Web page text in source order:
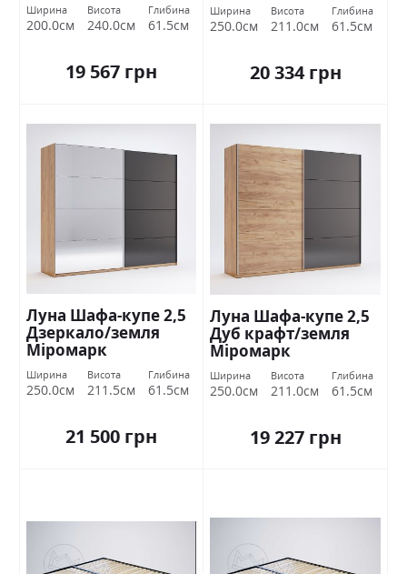
Ширина
200.0см
Висота
240.0см
Глибина
61.5см
19 567 грн
Ширина
250.0см
Висота
211.0см
Глибина
61.5см
20 334 грн
Луна Шафа-купе 2,5
Дзеркало/земля
Міромарк
Ширина
250.0см
Висота
211.5см
Глибина
61.5см
21 500 грн
Луна Шафа-купе 2,5
Дуб крафт/земля
Міромарк
Ширина
250.0см
Висота
211.0см
Глибина
61.5см
19 227 грн